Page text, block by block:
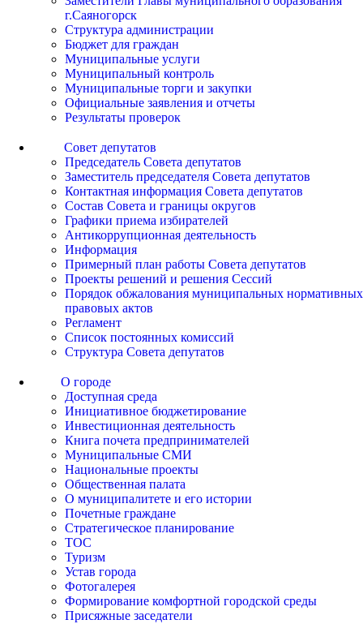
г.Саяногорск
Структура администрации
Бюджет для граждан
Муниципальные услуги
Муниципальный контроль
Муниципальные торги и закупки
Официальные заявления и отчеты
Результаты проверок
Совет депутатов
Председатель Совета депутатов
Заместитель председателя Совета депутатов
Контактная информация Совета депутатов
Состав Совета и границы округов
Графики приема избирателей
Антикоррупционная деятельность
Информация
Примерный план работы Совета депутатов
Проекты решений и решения Сессий
Порядок обжалования муниципальных нормативных
правовых актов
Регламент
Список постоянных комиссий
Структура Совета депутатов
О городе
Доступная среда
Инициативное бюджетирование
Инвестиционная деятельность
Книга почета предпринимателей
Муниципальные СМИ
Национальные проекты
Общественная палата
О муниципалитете и его истории
Почетные граждане
Стратегическое планирование
ТОС
Туризм
Устав города
Фотогалерея
Формирование комфортной городской среды
Присяжные заседатели